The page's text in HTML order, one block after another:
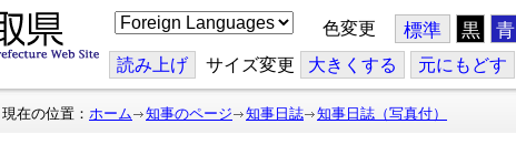
こ
の
ジ
を
翻
色変更 標準 黒 青
読み上げ サイズ変更 大きくする 元にもどす
現在の位置： ホーム 知事のページ 知事日誌 知事日誌（写真付）